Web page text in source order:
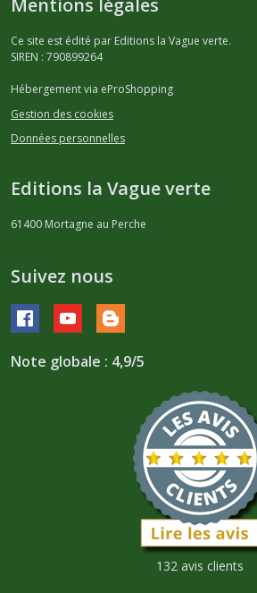
Mentions légales
Ce site est édité par Editions la Vague verte.
SIREN : 790899264
Hébergement via eProShopping
Gestion des cookies
Données personnelles
Editions la Vague verte
61400 Mortagne au Perche
Suivez nous
Note globale : 4,9/5
132 avis clients